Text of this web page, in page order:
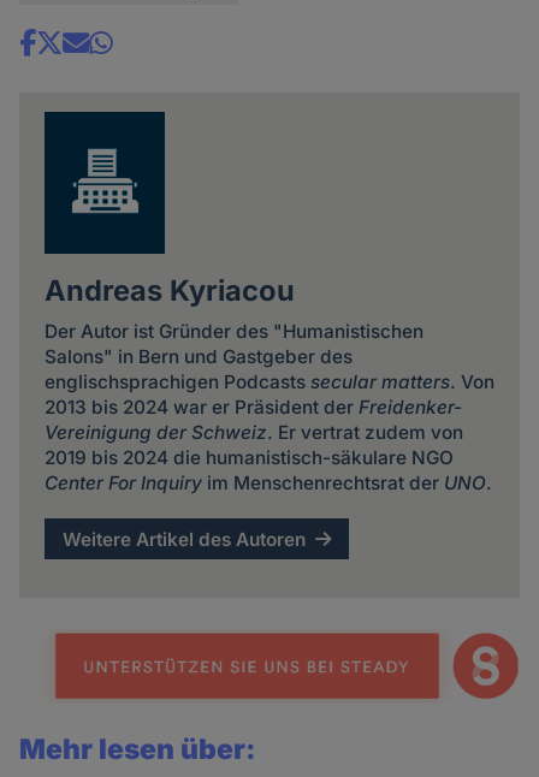
Share
Andreas Kyriacou
Der Autor ist Gründer des "Humanistischen
Salons" in Bern und Gastgeber des
englischsprachigen Podcasts secular matters. Von
2013 bis 2024 war er Präsident der Freidenker-
Vereinigung der Schweiz. Er vertrat zudem von
2019 bis 2024 die humanistisch-säkulare NGO
Center For Inquiryim Menschenrechtsrat der UNO.
Weitere Artikel des Autoren
Mehr lesen über: